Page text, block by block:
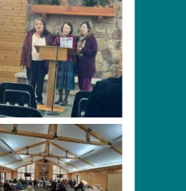
No Caption
No Caption